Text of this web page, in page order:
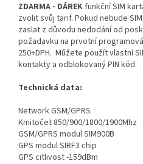
ZDARMA - DÁREKfunkční SIM
zvolit svůj tarif. Pokud nebude
zaslat z důvodu nedodání od
požadavku na prvotní
250+DPH. Můžete použít vlastní
kontakty a odblokovaný PIN kód.
Technická data:
Network GSM/GPRS
Kmitočet 850/900/1800/1900Mhz
GSM/GPRS modul SIM900B
GPS modul SIRF3 chip
GPS citlivost -159dBm